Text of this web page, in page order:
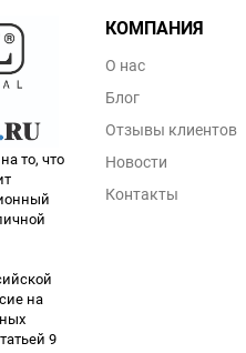
то, что
на
9
КОМПАНИЯ
О нас
Блог
Отзывы клиентов
Новости
Контакты